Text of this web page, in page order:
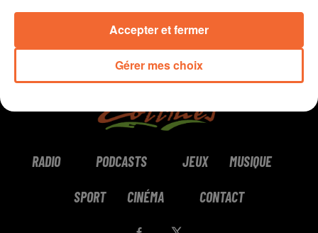
RADIO PODCASTS JEUX MUSIQUE
SPORT CINÉMA CONTACT
Gérer mes choix
Accepter et fermer